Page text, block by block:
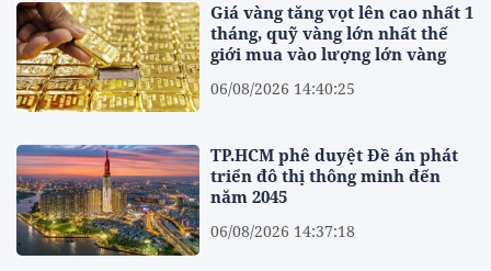
Giá vàng tăng vọt lên cao nhất 1
tháng, quỹ vàng lớn nhất thế
giới mua vào lượng lớn vàng
06/08/2026 14:40:25
TP.HCM phê duyệt Đề án phát
triển đô thị thông minh đến
năm 2045
06/08/2026 14:37:18